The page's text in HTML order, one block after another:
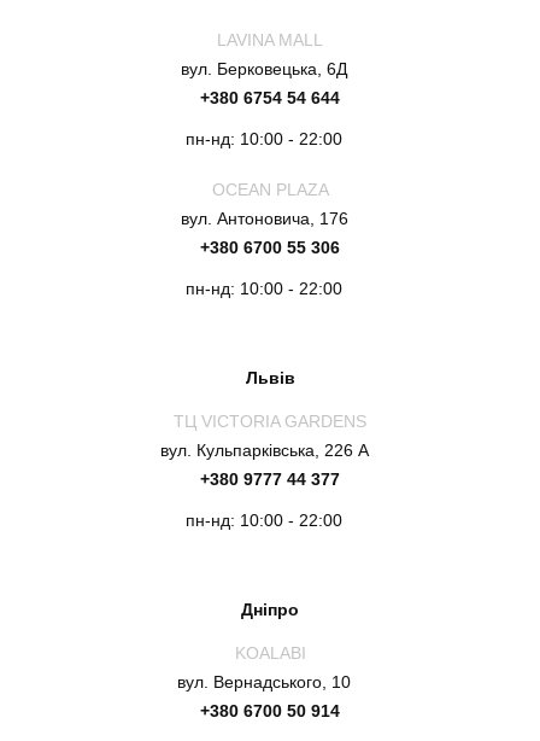
LAVINA MALL
вул. Берковецька, 6Д
+380 6754 54 644
пн-нд: 10:00 - 22:00
OCEAN PLAZA
вул. Антоновича, 176
+380 6700 55 306
пн-нд: 10:00 - 22:00
Львів
ТЦ VICTORIA GARDENS
вул. Кульпарківська, 226 А
+380 9777 44 377
пн-нд: 10:00 - 22:00
Дніпро
KOALABI
вул. Вернадського, 10
+380 6700 50 914